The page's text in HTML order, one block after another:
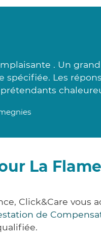
. Un
Les
La
Click&Care vous
de